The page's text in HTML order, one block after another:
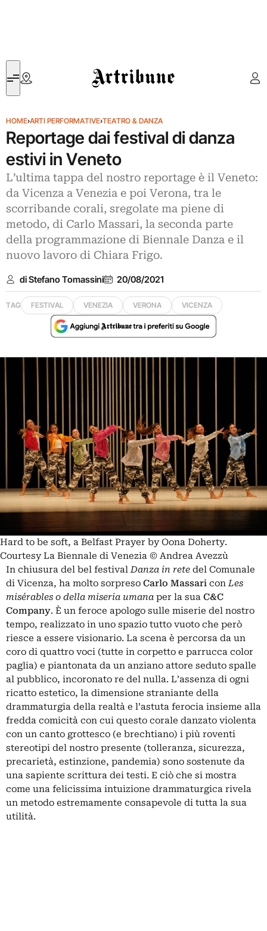
Artribune
HOME›ARTI PERFORMATIVE›TEATRO & DANZA
Reportage dai festival di danza
estivi in Veneto
L’ultima tappa del nostro reportage è il Veneto:
da Vicenza a Venezia e poi Verona, tra le
scorribande corali, sregolate ma piene di
metodo, di Carlo Massari, la seconda parte
della programmazione di Biennale Danza e il
nuovo lavoro di Chiara Frigo.
di Stefano Tomassini 20/08/2021
TAG FESTIVAL VENEZIA VERONA VICENZA
Hard to be soft, a Belfast Prayer by Oona Doherty.
Courtesy La Biennale di Venezia © Andrea Avezzù
In chiusura del bel festivalDanza in rete del Comunale
di Vicenza, ha molto sorpreso Carlo Massari conLes
misérables o della miseria umana per la sua C&C
Company. È un feroce apologo sulle miserie del nostro
tempo, realizzato in uno spazio tutto vuoto che però
riesce a essere visionario. La scena è percorsa da un
coro di quattro voci (tutte in corpetto e parrucca color
paglia) e piantonata da un anziano attore seduto spalle
al pubblico, incoronato re del nulla. L’assenza di ogni
ricatto estetico, la dimensione straniante della
drammaturgia della realtà e l’astuta ferocia insieme alla
fredda comicità con cui questo corale danzato violenta
con un canto grottesco (e brechtiano) i più roventi
stereotipi del nostro presente (tolleranza, sicurezza,
precarietà, estinzione, pandemia) sono sostenute da
una sapiente scrittura dei testi. E ciò che si mostra
come una felicissima intuizione drammaturgica rivela
un metodo estremamente consapevole di tutta la sua
utilità.